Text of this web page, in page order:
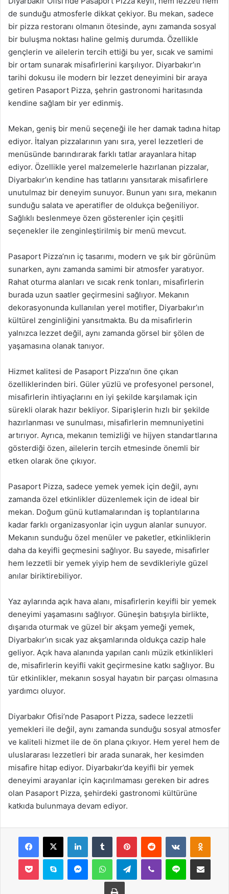
de sunduğu atmosferle dikkat çekiyor. Bu mekan, sadece
bir pizza restoranı olmanın ötesinde, aynı zamanda sosyal
bir buluşma noktası haline gelmiş durumda. Özellikle
gençlerin ve ailelerin tercih ettiği bu yer, sıcak ve samimi
bir ortam sunarak misafirlerini karşılıyor. Diyarbakır’ın
tarihi dokusu ile modern bir lezzet deneyimini bir araya
getiren Pasaport Pizza, şehrin gastronomi haritasında
kendine sağlam bir yer edinmiş.
Mekan, geniş bir menü seçeneği ile her damak tadına hitap
ediyor. İtalyan pizzalarının yanı sıra, yerel lezzetleri de
menüsünde barındırarak farklı tatlar arayanlara hitap
ediyor. Özellikle yerel malzemelerle hazırlanan pizzalar,
Diyarbakır’ın kendine has tatlarını yansıtarak misafirlere
unutulmaz bir deneyim sunuyor. Bunun yanı sıra, mekanın
sunduğu salata ve aperatifler de oldukça beğeniliyor.
Sağlıklı beslenmeye özen gösterenler için çeşitli
seçenekler ile zenginleştirilmiş bir menü mevcut.
Pasaport Pizza’nın iç tasarımı, modern ve şık bir görünüm
sunarken, aynı zamanda samimi bir atmosfer yaratıyor.
Rahat oturma alanları ve sıcak renk tonları, misafirlerin
burada uzun saatler geçirmesini sağlıyor. Mekanın
dekorasyonunda kullanılan yerel motifler, Diyarbakır’ın
kültürel zenginliğini yansıtmakta. Bu da misafirlerin
yalnızca lezzet değil, aynı zamanda görsel bir şölen de
yaşamasına olanak tanıyor.
Hizmet kalitesi de Pasaport Pizza’nın öne çıkan
özelliklerinden biri. Güler yüzlü ve profesyonel personel,
misafirlerin ihtiyaçlarını en iyi şekilde karşılamak için
sürekli olarak hazır bekliyor. Siparişlerin hızlı bir şekilde
hazırlanması ve sunulması, misafirlerin memnuniyetini
artırıyor. Ayrıca, mekanın temizliği ve hijyen standartlarına
gösterdiği özen, ailelerin tercih etmesinde önemli bir
etken olarak öne çıkıyor.
Pasaport Pizza, sadece yemek yemek için değil, aynı
zamanda özel etkinlikler düzenlemek için de ideal bir
mekan. Doğum günü kutlamalarından iş toplantılarına
kadar farklı organizasyonlar için uygun alanlar sunuyor.
Mekanın sunduğu özel menüler ve paketler, etkinliklerin
daha da keyifli geçmesini sağlıyor. Bu sayede, misafirler
hem lezzetli bir yemek yiyip hem de sevdikleriyle güzel
anılar biriktirebiliyor.
Yaz aylarında açık hava alanı, misafirlerin keyifli bir yemek
deneyimi yaşamasını sağlıyor. Güneşin batışıyla birlikte,
dışarıda oturmak ve güzel bir akşam yemeği yemek,
Diyarbakır’ın sıcak yaz akşamlarında oldukça cazip hale
geliyor. Açık hava alanında yapılan canlı müzik etkinlikleri
de, misafirlerin keyifli vakit geçirmesine katkı sağlıyor. Bu
tür etkinlikler, mekanın sosyal hayatın bir parçası olmasına
yardımcı oluyor.
Diyarbakır Ofisi’nde Pasaport Pizza, sadece lezzetli
yemekleri ile değil, aynı zamanda sunduğu sosyal atmosfer
ve kaliteli hizmet ile de ön plana çıkıyor. Hem yerel hem de
uluslararası lezzetleri bir arada sunarak, her kesimden
misafire hitap ediyor. Diyarbakır’da keyifli bir yemek
deneyimi arayanlar için kaçırılmaması gereken bir adres
olan Pasaport Pizza, şehirdeki gastronomi kültürüne
katkıda bulunmaya devam ediyor.
Facebook
X LinkedInTumblr PinterestReddit VKontakte
Pocket Skype MessengerWhatsAppTelegramViber Line E-Posta ile
Yazdır